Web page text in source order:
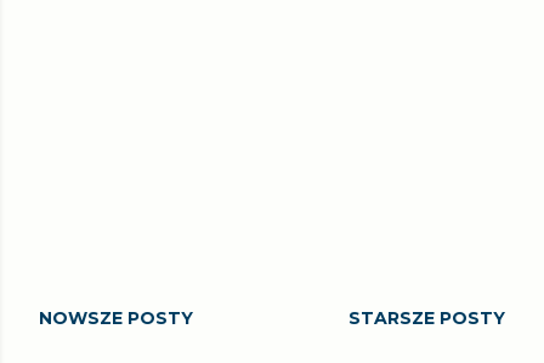
NOWSZE POSTY STARSZE POSTY